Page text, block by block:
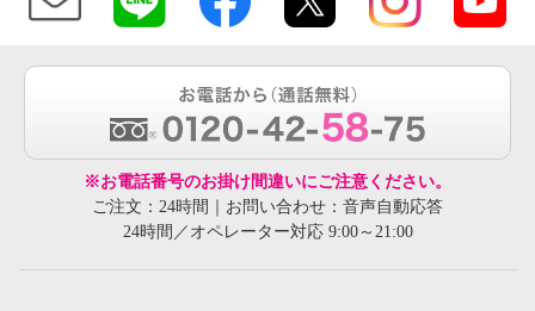
※お電話番号のお掛け間違いにご注意ください。
ご注文：24時間｜お問い合わせ：音声自動応答
24時間／オペレーター対応 9:00～21:00